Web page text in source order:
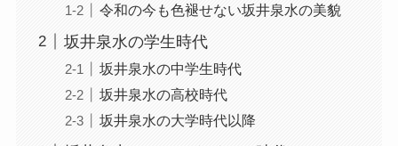
令和の今も色褪せない坂井泉水の美貌
坂井泉水の学生時代
坂井泉水の中学生時代
坂井泉水の高校時代
坂井泉水の大学時代以降